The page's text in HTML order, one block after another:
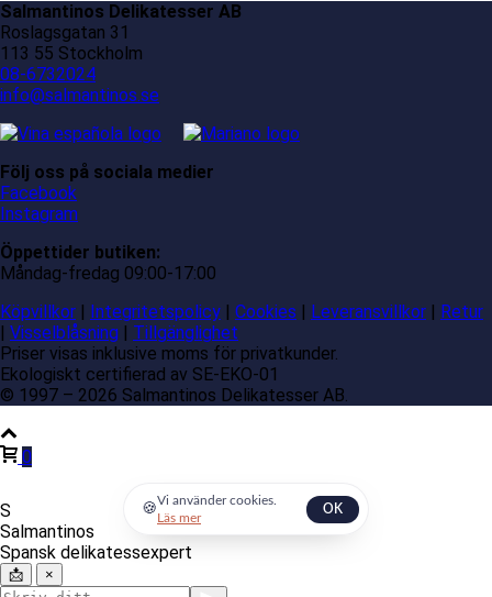
Salmantinos Delikatesser AB
Roslagsgatan 31
113 55 Stockholm
08-6732024
info@salmantinos.se
Följ oss på sociala medier
Facebook
Instagram
Öppettider butiken:
Måndag-fredag 09:00-17:00
Köpvillkor
Integritetspolicy Cookies Leveransvillkor
Retur
Visselblåsning
Tillgänglighet
Priser visas inklusive moms för privatkunder.
Ekologiskt certifierad av SE-EKO-01
© 1997 – 2026 Salmantinos Delikatesser AB.
0
S
Salmantinos
Spansk delikatessexpert
📩 ×
🍪Vi använder cookies.
Läs mer
OK